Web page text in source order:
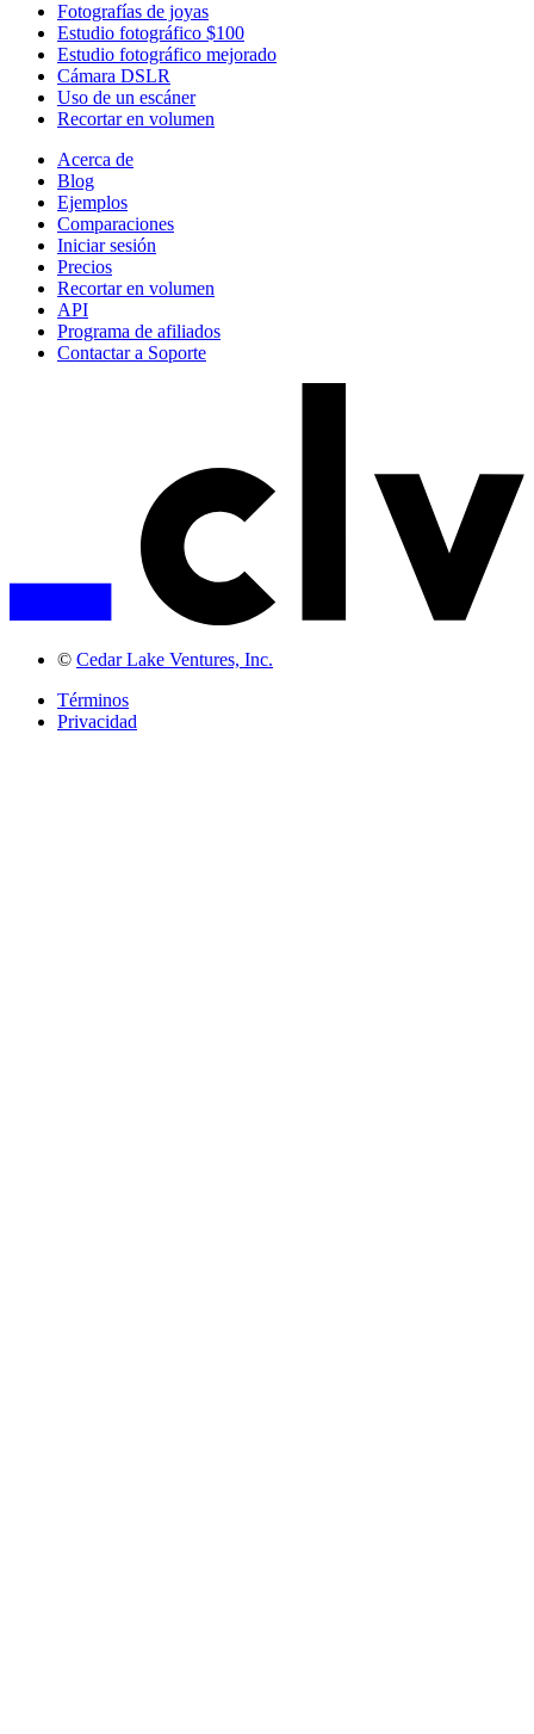
Fotografías de joyas
Estudio fotográfico $100
Estudio fotográfico mejorado
Cámara DSLR
Uso de un escáner
Recortar en volumen
Acerca de
Blog
Ejemplos
Comparaciones
Iniciar sesión
Precios
Recortar en volumen
API
Programa de afiliados
Contactar a Soporte
© Cedar Lake Ventures, Inc.
Términos
Privacidad